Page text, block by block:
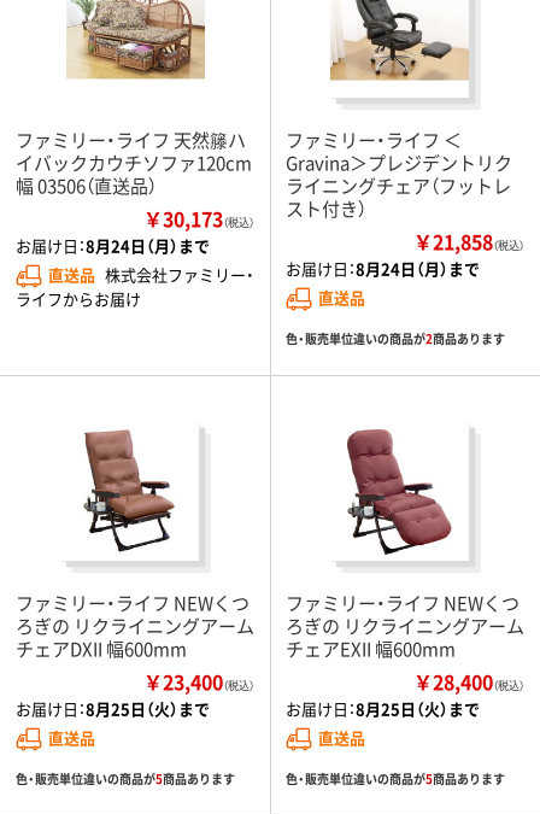
ファミリー・ライフ 天然籐ハ
イバックカウチソファ120cm
幅 03506（直送品）
￥30,173（税込）
お届け日：8月24日（月）まで
直送品 株式会社ファミリー・
ライフからお届け
ファミリー・ライフ ＜
Gravina＞プレジデントリク
ライニングチェア（フットレ
スト付き）
￥21,858（税込）
お届け日：8月24日（月）まで
直送品
色・販売単位違いの商品が2商品あります
ファミリー・ライフ NEWくつ
ろぎの リクライニングアーム
チェアDXII 幅600mm
￥23,400（税込）
お届け日：8月25日（火）まで
直送品
色・販売単位違いの商品が5商品あります
ファミリー・ライフ NEWくつ
ろぎの リクライニングアーム
チェアEXII 幅600mm
￥28,400（税込）
お届け日：8月25日（火）まで
直送品
色・販売単位違いの商品が5商品あります